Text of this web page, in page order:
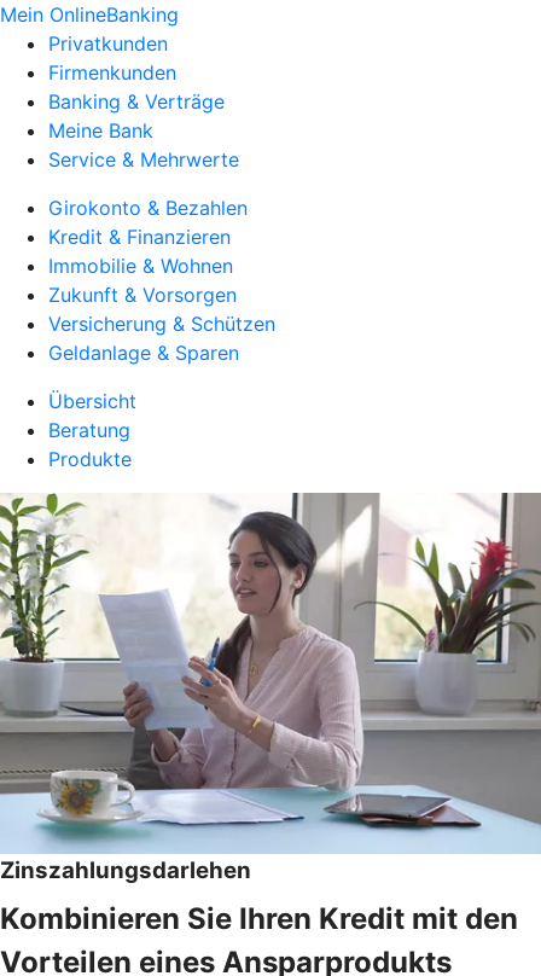
Mein OnlineBanking
Privatkunden
Firmenkunden
Banking & Verträge
Meine Bank
Service & Mehrwerte
Girokonto & Bezahlen
Kredit & Finanzieren
Immobilie & Wohnen
Zukunft & Vorsorgen
Versicherung & Schützen
Geldanlage & Sparen
Übersicht
Beratung
Produkte
Zinszahlungsdarlehen
Kombinieren Sie Ihren Kredit mit den
Vorteilen eines Ansparprodukts